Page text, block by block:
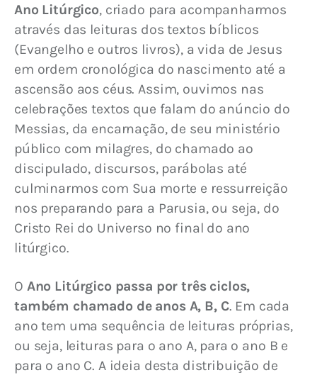
Ano Litúrgico, criado para acompanharmos
através das leituras dos textos bíblicos
(Evangelho e outros livros), a vida de Jesus
em ordem cronológica do nascimento até a
ascensão aos céus. Assim, ouvimos nas
celebrações textos que falam do anúncio do
Messias, da encarnação, de seu ministério
público com milagres, do chamado ao
discipulado, discursos, parábolas até
culminarmos com Sua morte e ressurreição
nos preparando para a Parusia, ou seja, do
Cristo Rei do Universo no final do ano
litúrgico.
O Ano Litúrgico passa por três ciclos,
também chamado de anos A, B, C. Em cada
ano tem uma sequência de leituras próprias,
ou seja, leituras para o ano A, para o ano B e
para o ano C. A ideia desta distribuição de